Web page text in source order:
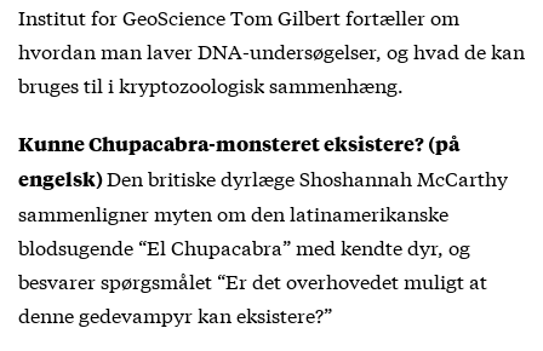
Institut for GeoScience Tom Gilbert fortæller om
hvordan man laver DNA-undersøgelser, og hvad de kan
bruges til i kryptozoologisk sammenhæng.
Kunne Chupacabra-monsteret eksistere? (på
engelsk)Den britiske dyrlæge Shoshannah McCarthy
sammenligner myten om den latinamerikanske
blodsugende “El Chupacabra” med kendte dyr, og
besvarer spørgsmålet “Er det overhovedet muligt at
denne gedevampyr kan eksistere?”